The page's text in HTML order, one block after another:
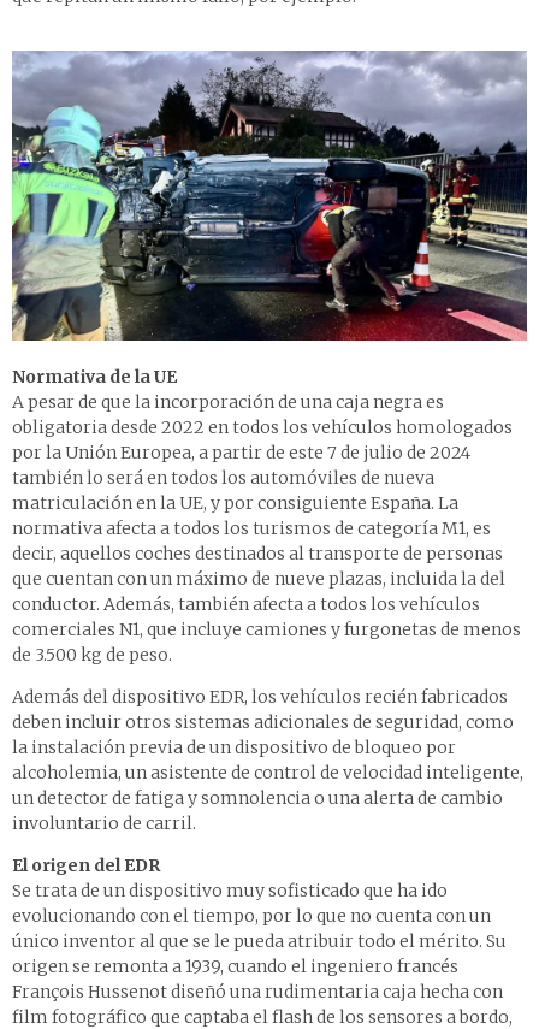
Normativa de la UE
A pesar de que la incorporación de una caja negra es
obligatoria desde 2022 en todos los vehículos homologados
por la Unión Europea, a partir de este 7 de julio de 2024
también lo será en todos los automóviles de nueva
matriculación en la UE, y por consiguiente España. La
normativa afecta a todos los turismos de categoría M1, es
decir, aquellos coches destinados al transporte de personas
que cuentan con un máximo de nueve plazas, incluida la del
conductor. Además, también afecta a todos los vehículos
comerciales N1, que incluye camiones y furgonetas de menos
de 3.500 kg de peso.
Además del dispositivo EDR, los vehículos recién fabricados
deben incluir otros sistemas adicionales de seguridad, como
la instalación previa de un dispositivo de bloqueo por
alcoholemia, un asistente de control de velocidad inteligente,
un detector de fatiga y somnolencia o una alerta de cambio
involuntario de carril.
El origen del EDR
Se trata de un dispositivo muy sofisticado que ha ido
evolucionando con el tiempo, por lo que no cuenta con un
único inventor al que se le pueda atribuir todo el mérito. Su
origen se remonta a 1939, cuando el ingeniero francés
François Hussenot diseñó una rudimentaria caja hecha con
film fotográfico que captaba el flash de los sensores a bordo,